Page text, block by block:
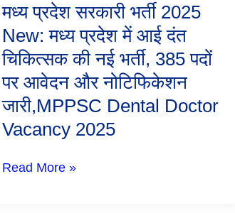
मध्य प्रदेश सरकारी भर्ती 2025
New: मध्य प्रदेश में आई दंत
चिकित्सक की नई भर्ती, 385 पदों
पर आवेदन और नोटिफिकेशन
जारी,MPPSC Dental Doctor
Vacancy 2025
की
नई
भर्ती,
385
पर
आवेदन
और
नोटिफिकेशन
जारी,MPPSC
Doctor
Read More »